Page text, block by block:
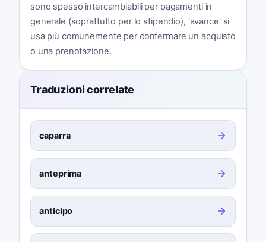
sono spesso intercambiabili per pagamenti in
generale (soprattutto per lo stipendio), 'avance' si
usa più comunemente per confermare un acquisto
o una prenotazione.
Traduzioni correlate
caparra
anteprima
anticipo